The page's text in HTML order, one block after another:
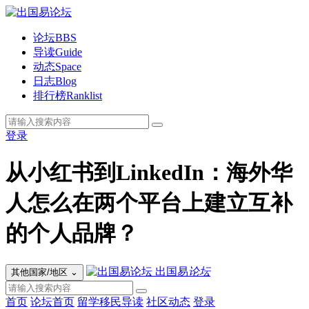
论坛BBS
导读Guide
动态Space
日志Blog
排行榜Ranklist
登录
从小红书到LinkedIn：海外华
人怎么在两个平台上建立互补
的个人品牌？
其他国家/地区 ⌄ 出国易论坛
首页 论坛首页 留学移民导读 社区动态 登录